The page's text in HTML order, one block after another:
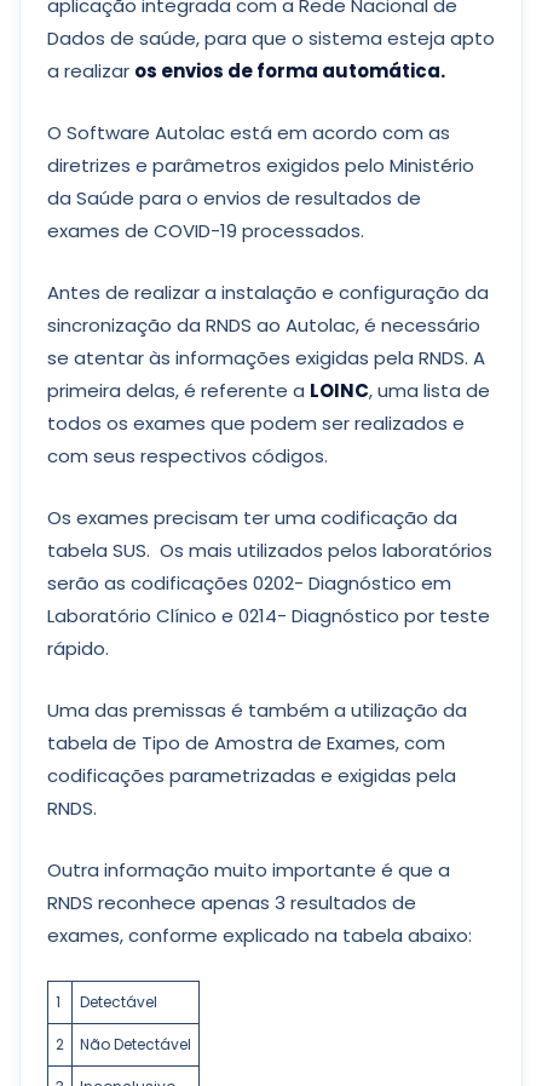
aplicação integrada com a Rede Nacional de
Dados de saúde, para que o sistema esteja apto
a realizar os envios de forma automática.
O Software Autolac está em acordo com as
diretrizes e parâmetros exigidos pelo Ministério
da Saúde para o envios de resultados de
exames de COVID-19 processados.
Antes de realizar a instalação e configuração da
sincronização da RNDS ao Autolac, é necessário
se atentar às informações exigidas pela RNDS. A
primeira delas, é referente a LOINC, uma lista de
todos os exames que podem ser realizados e
com seus respectivos códigos.
Os exames precisam ter uma codificação da
tabela SUS. Os mais utilizados pelos laboratórios
serão as codificações 0202- Diagnóstico em
Laboratório Clínico e 0214- Diagnóstico por teste
rápido.
Uma das premissas é também a utilização da
tabela de Tipo de Amostra de Exames, com
codificações parametrizadas e exigidas pela
RNDS.
Outra informação muito importante é que a
RNDS reconhece apenas 3 resultados de
exames, conforme explicado na tabela abaixo:
1 Detectável
2 Não Detectável